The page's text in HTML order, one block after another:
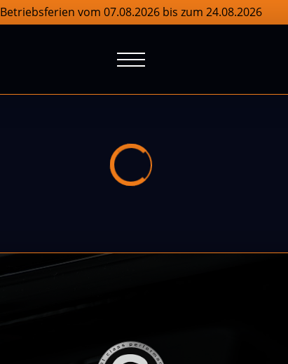
Betriebsferien vom 07.08.2026 bis zum 24.08.2026